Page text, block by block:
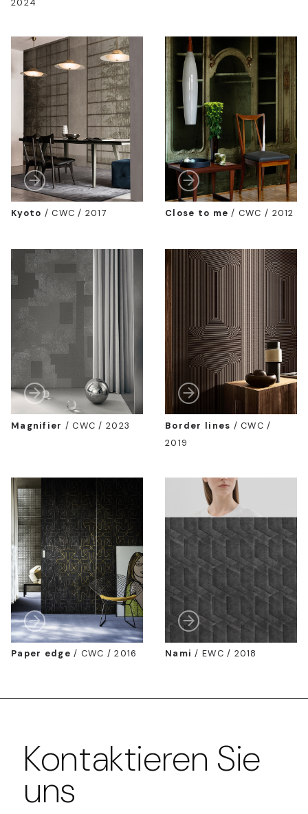
2024
Kyoto /CWC / 2017 Close to me / CWC / 2012
Magnifier /CWC / 2023 Border lines /CWC /
2019
Paper edge / CWC / 2016 Nami / EWC / 2018
Kontaktieren Sie
uns